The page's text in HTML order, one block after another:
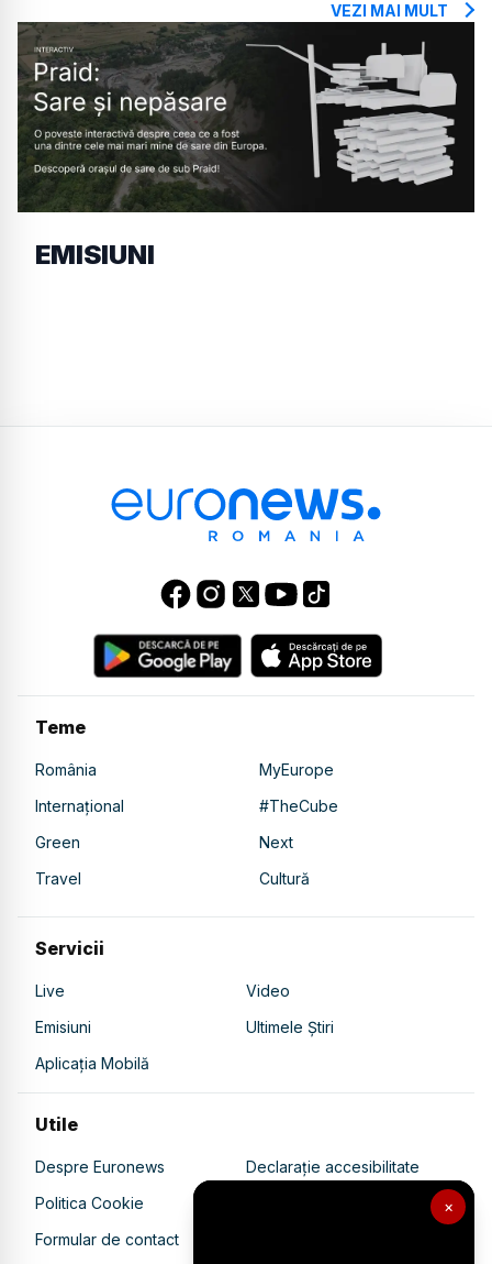
×
VEZI MAI MULT
EMISIUNI
Teme
România
MyEurope
Internațional
#TheCube
Green
Next
Travel
Cultură
Servicii
Live
Video
Emisiuni
Ultimele Știri
Aplicația Mobilă
Utile
Despre Euronews
Declarație accesibilitate
Politica Cookie
Politica de confidențialitate
Formular de contact